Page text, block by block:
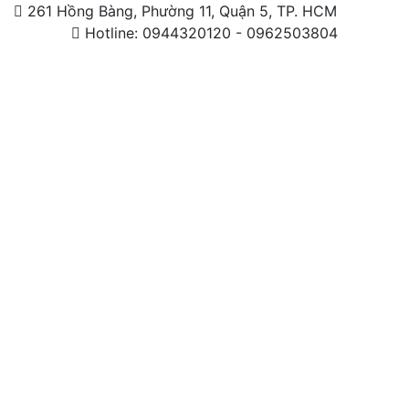
261 Hồng Bàng, Phường 11, Quận 5, TP. HCM
Hotline: 0944320120 - 0962503804